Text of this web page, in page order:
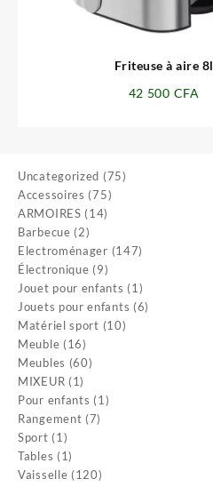
Friteuse à aire 8l
42 500 CFA
Uncategorized 7575
Accessoires 7575
ARMOIRES 1414
Barbecue 22
produits
Electroménager 147147
Électronique 99
produits
Jouet pour enfants 11
produit
Jouets pour enfants 66
Matériel sport 1010
Meuble 1616
produits
Meubles 6060
MIXEUR 11
produit
Pour enfants 11
Rangement 77
Sport 11
produit
Tables 11
produit
Vaisselle 120120